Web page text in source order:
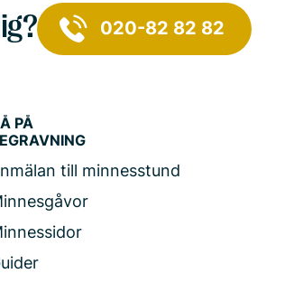
020-82 82 82
PÅ
till minnesstund